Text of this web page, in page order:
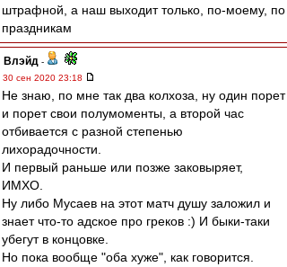
штрафной, а наш выходит только, по-моему, по
праздникам
Влэйд -
30 сен 2020 23:18
Не знаю, по мне так два колхоза, ну один порет
и порет свои полумоменты, а второй час
отбивается с разной степенью
лихорадочности.
И первый раньше или позже заковыряет,
ИМХО.
Ну либо Мусаев на этот матч душу заложил и
знает что-то адское про греков :) И быки-таки
убегут в концовке.
Но пока вообще "оба хуже", как говорится.